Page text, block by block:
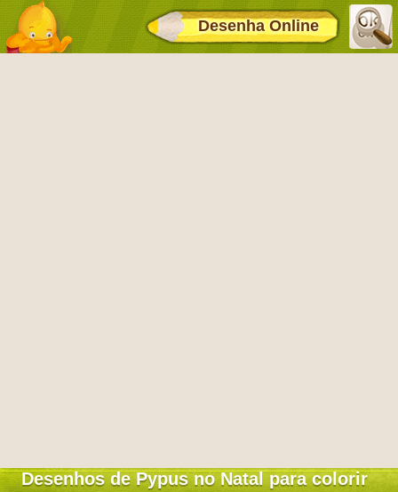
Desenha Online
Desenhos de Pypus no Natal para colorir